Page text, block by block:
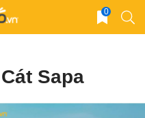
0
Sapa